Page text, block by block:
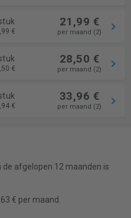
€
21,99 €
per maand (2)
€
28,50 €
per maand (2)
€
33,96 €
per maand (2)
de afgelopen 12 maanden is
€ per maand.